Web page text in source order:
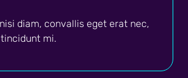
diam, convallis eget erat nec,
mi.